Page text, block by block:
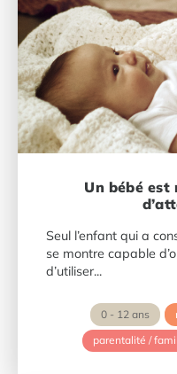
Un bébé
Seul l’enfant qui a
se montre capable
d’utiliser...
0 - 12 ans
parentalité /